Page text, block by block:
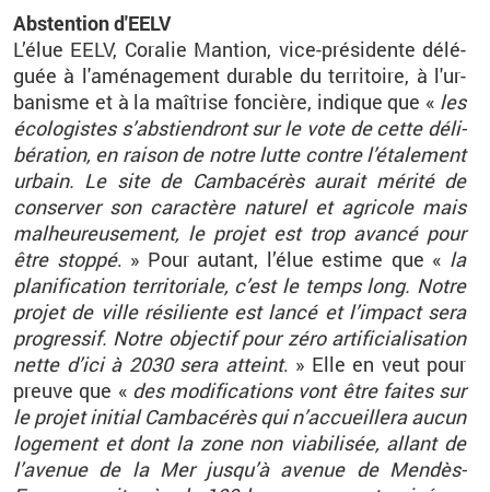
Abs­ten­tion d'EELV
L’élue EELV, Co­ra­lie Man­tion, vice-pré­si­dente dé­lé­
guée à l'amé­na­ge­ment du­rable du ter­ri­toire, à l'ur­
ba­nisme et à la maî­trise fon­cière, in­dique que « les
éco­lo­gistes s’abs­tien­dront sur le vote de cette dé­li­
bé­ra­tion, en rai­son de notre lutte contre l’éta­le­ment
ur­bain. Le site de Cam­ba­cé­rès au­rait mé­rité de
conser­ver son ca­rac­tère na­tu­rel et agri­cole mais
mal­heu­reu­se­ment, le pro­jet est trop avancé pour
être stoppé. » Pour au­tant, l’élue es­time que « la
pla­ni­fi­ca­tion ter­ri­to­riale, c’est le temps long. Notre
pro­jet de ville ré­si­liente est lancé et l’im­pact sera
pro­gres­sif. Notre ob­jec­tif pour zéro ar­ti­fi­cia­li­sa­tion
nette d’ici à 2030 sera at­teint. » Elle en veut pour
preuve que « des mo­di­fi­ca­tions vont être faites sur
le pro­jet ini­tial Cam­ba­cé­rès qui n’ac­cueillera aucun
lo­ge­ment et dont la zone non via­bi­li­sée, al­lant de
l’ave­nue de la Mer jus­qu’à ave­nue de Men­dès-